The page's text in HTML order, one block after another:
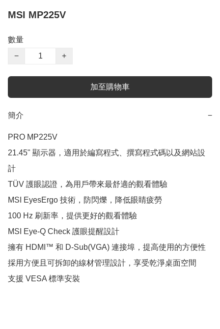
MSI MP225V
數量
−
+
加至購物車
簡介 −
PRO MP225V
21.45" 顯示器，適用於編寫程式、撰寫程式碼以及網站設
計
TÜV 護眼認證，為用戶帶來最舒適的觀看體驗
MSI EyesErgo 技術，防閃爍，降低眼睛疲勞
100 Hz 刷新率，提供更好的觀看體驗
MSI Eye-Q Check 護眼提醒設計
擁有 HDMI™ 和 D-Sub(VGA) 連接埠，提高使用的方便性
採用方便且可拆卸的線材管理設計，享受乾淨桌面空間
支援 VESA 標準安裝